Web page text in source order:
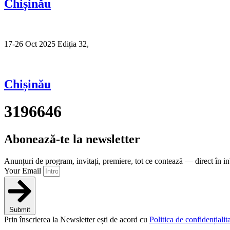
Chișinău
17-26 Oct 2025 Ediția 32,
Chișinău
3196646
Abonează-te la newsletter
Anunțuri de program, invitați, premiere, tot ce contează — direct în
Your Email
Submit
Prin înscrierea la Newsletter ești de acord cu Politica de